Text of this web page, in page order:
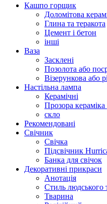
Кашпо горщик
Доломітова
Глина та теракота
Цемент і бетон
інші
Ваза
Засклені
Позолота або
Візерункова або
Настільна лампа
Керамічні
Прозора
скло
Рекомендовані
Свічник
Свічка
Підсвічник
Банка для свічок
Декоративні прикраси
Анотація
Стиль людського
Тварина